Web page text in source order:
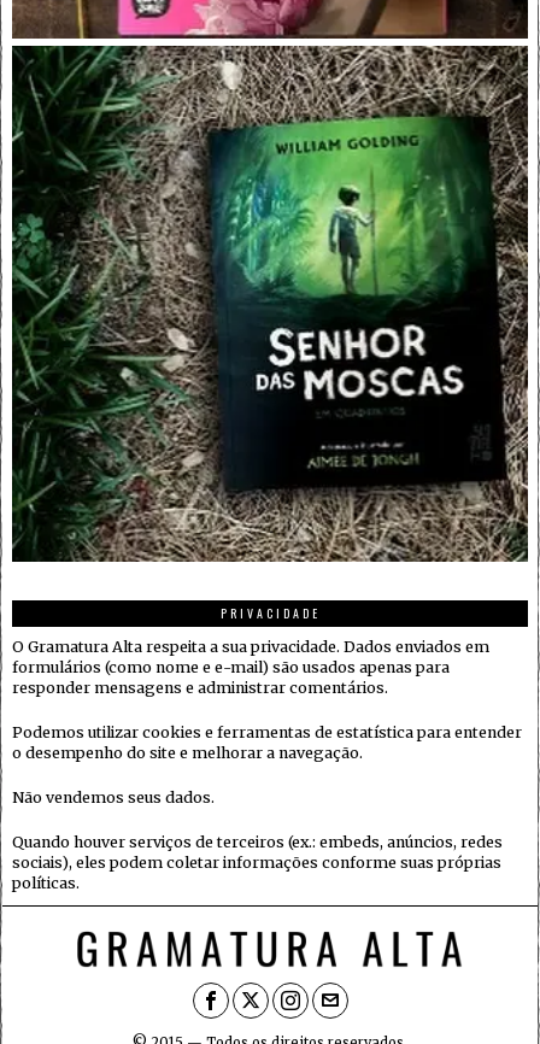
PRIVACIDADE
O Gramatura Alta respeita a sua privacidade. Dados enviados em
formulários (como nome e e-mail) são usados apenas para
responder mensagens e administrar comentários.
Podemos utilizar cookies e ferramentas de estatística para entender
o desempenho do site e melhorar a navegação.
Não vendemos seus dados.
Quando houver serviços de terceiros (ex.: embeds, anúncios, redes
sociais), eles podem coletar informações conforme suas próprias
políticas.